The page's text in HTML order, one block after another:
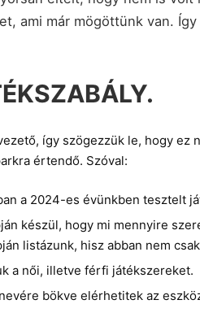
ami már mögöttünk van.
így szögezzük le, hogy
értendő. Szóval:
a 2024-es évünkben tesztelt
készül, hogy mi mennyire
listázunk, hisz abban nem
a női, illetve férfi játékszereket.
bökve elérhetitek az